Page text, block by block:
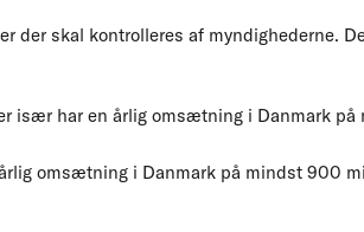
der skal kontrolleres af myndighederne.
især har en årlig omsætning i Danmark
omsætning i Danmark på mindst 900